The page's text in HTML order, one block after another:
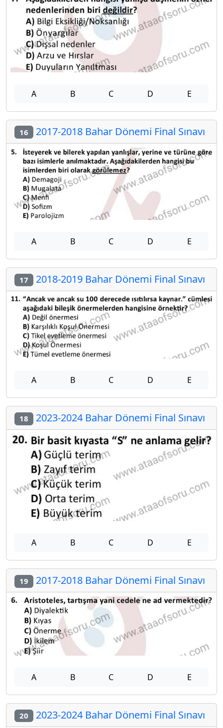
A B C D E
16 2017-2018 Bahar Dönemi Final Sınavı
A B C D E
17 2018-2019 Bahar Dönemi Final Sınavı
A B C D E
18 2023-2024 Bahar Dönemi Final Sınavı
A B C D E
19 2017-2018 Bahar Dönemi Final Sınavı
A B C D E
20 2023-2024 Bahar Dönemi Final Sınavı